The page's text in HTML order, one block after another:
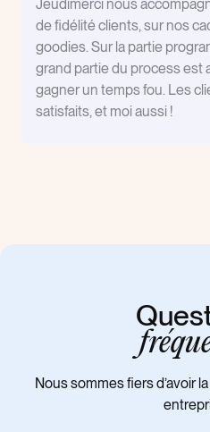
Jeudimerci nous
de fidélité clients, sur nos
goodies. Sur la partie
grand partie du process est
gagner un temps fou. Les
satisfaits, et moi aussi !
Nous sommes fiers d’avoir